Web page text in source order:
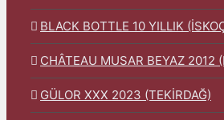
BLACK BOTTLE 10 YILLIK
CHÂTEAU MUSAR BEYAZ 2012
GÜLOR XXX 2023 (TEKİRDAĞ)